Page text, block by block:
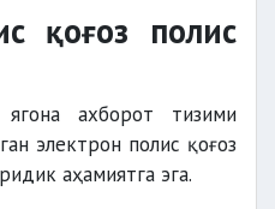
қоғоз полис
ягона ахборот тизими
электрон полис қоғоз
аҳамиятга эга.